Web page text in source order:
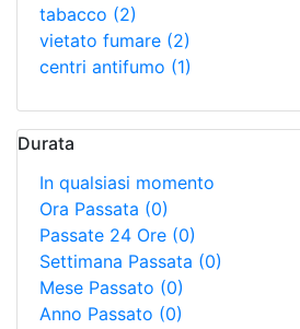
tabacco (2)
vietato fumare (2)
centri antifumo (1)
Durata
In qualsiasi momento
Ora Passata (0)
Passate 24 Ore (0)
Settimana Passata (0)
Mese Passato (0)
Anno Passato (0)